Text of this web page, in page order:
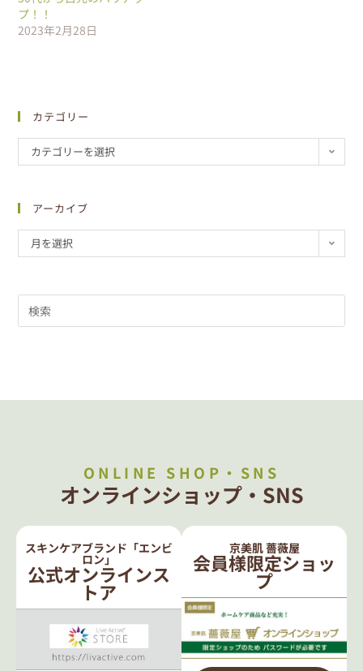
プ！！
2023年2月28日
カテゴリー
カテゴリーを選択
アーカイブ
月を選択
ONLINE SHOP・SNS
オンラインショップ・SNS
スキンケアブランド「エンビ
ロン」
公式オンラインス
トア
京美肌 薔薇屋
会員様限定ショッ
プ